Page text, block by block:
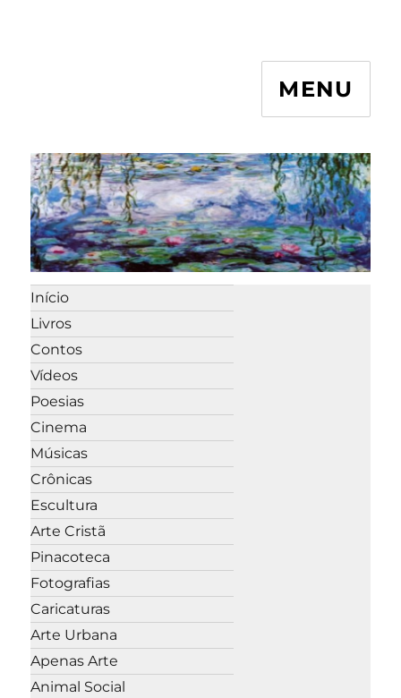
MENU
Início
Livros
Contos
Vídeos
Poesias
Cinema
Músicas
Crônicas
Escultura
Arte Cristã
Pinacoteca
Fotografias
Caricaturas
Arte Urbana
Apenas Arte
Animal Social